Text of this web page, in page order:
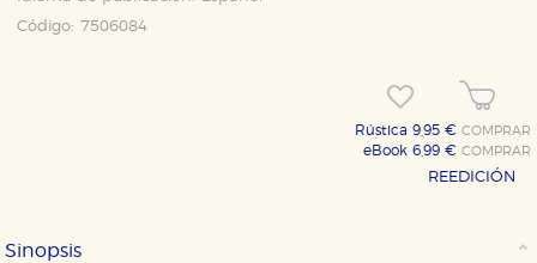
Código: 7506084
Rústica 9,95 €COMPRAR
eBook 6,99 €COMPRAR
REEDICIÓN
Sinopsis